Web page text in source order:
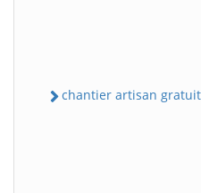
chantier artisan gratuit